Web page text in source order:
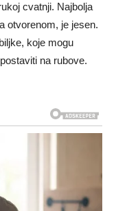
cvatnji. Najbolja
otvorenom, je jesen.
koje mogu
na rubove.